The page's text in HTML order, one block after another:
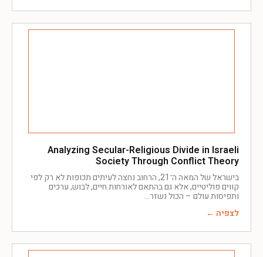
Analyzing Secular-Religious Divide in Israeli
Society Through Conflict Theory
בישראל של המאה ה־21, הרחוב נחצה לעיתים תכופות לא רק לפי
קווים פוליטיים, אלא גם בהתאם לאורחות חיים, לבוש, ערכים
ותפיסות עולם – הכול נשזר
לצפיה ←